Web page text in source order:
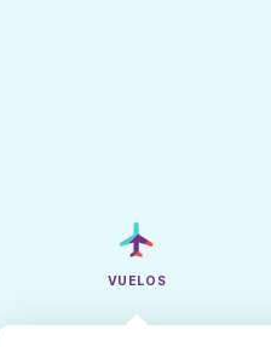
VUELOS